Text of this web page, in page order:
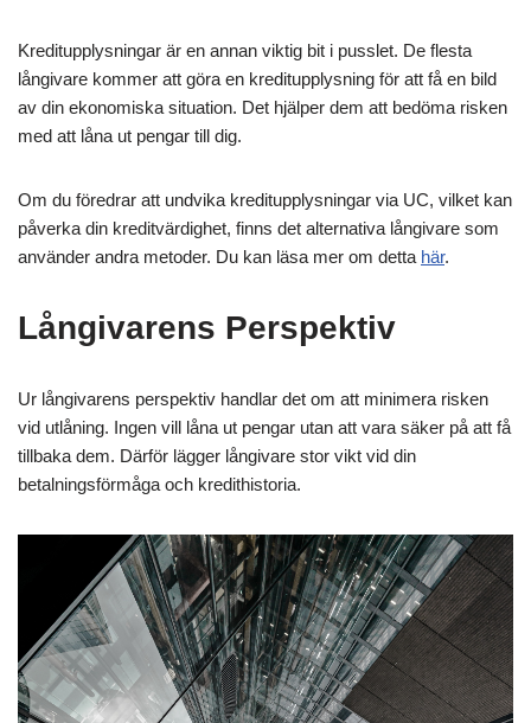
Kreditupplysningar är en annan viktig bit i pusslet. De flesta
långivare kommer att göra en kreditupplysning för att få en bild
av din ekonomiska situation. Det hjälper dem att bedöma risken
med att låna ut pengar till dig.
Om du föredrar att undvika kreditupplysningar via UC, vilket kan
påverka din kreditvärdighet, finns det alternativa långivare som
använder andra metoder. Du kan läsa mer om detta här.
Långivarens Perspektiv
Ur långivarens perspektiv handlar det om att minimera risken
vid utlåning. Ingen vill låna ut pengar utan att vara säker på att få
tillbaka dem. Därför lägger långivare stor vikt vid din
betalningsförmåga och kredithistoria.